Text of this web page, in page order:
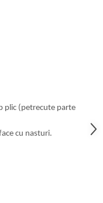
plic (petrecute parte
cu nasturi.